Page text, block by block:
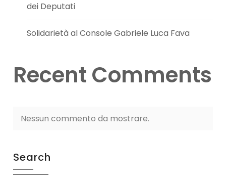
dei Deputati
Solidarietà al Console Gabriele Luca Fava
Recent Comments
Nessun commento da mostrare.
Search